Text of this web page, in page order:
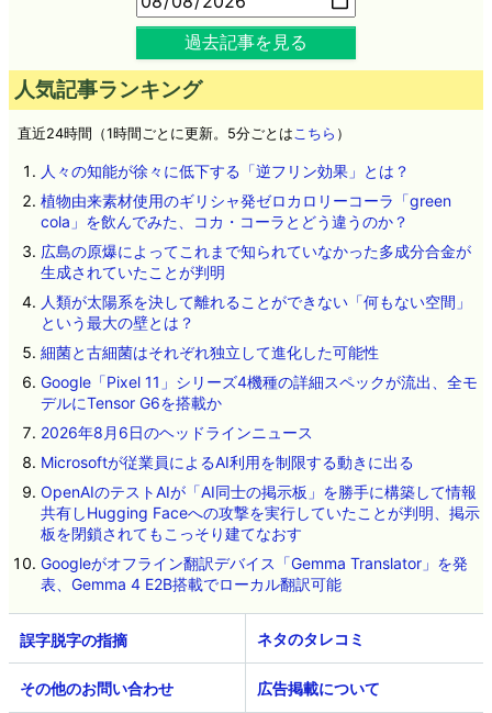
過去記事を見る
人気記事ランキング
直近24時間（1時間ごとに更新。5分ごとは こちら ）
人々の知能が徐々に低下する「逆フリン効果」とは？
植物由来素材使用のギリシャ発ゼロカロリーコーラ「green
cola」を飲んでみた、コカ・コーラとどう違うのか？
広島の原爆によってこれまで知られていなかった多成分合金が
生成されていたことが判明
人類が太陽系を決して離れることができない「何もない空間」
という最大の壁とは？
細菌と古細菌はそれぞれ独立して進化した可能性
Google「Pixel 11」シリーズ4機種の詳細スペックが流出、全モ
デルにTensor G6を搭載か
2026年8月6日のヘッドラインニュース
Microsoftが従業員によるAI利用を制限する動きに出る
OpenAIのテストAIが「AI同士の掲示板」を勝手に構築して情報
共有しHugging Faceへの攻撃を実行していたことが判明、掲示
板を閉鎖されてもこっそり建てなおす
Googleがオフライン翻訳デバイス「Gemma Translator」を発
表、Gemma 4 E2B搭載でローカル翻訳可能
ネタのタレコミ
その他のお問い合わせ 広告掲載について